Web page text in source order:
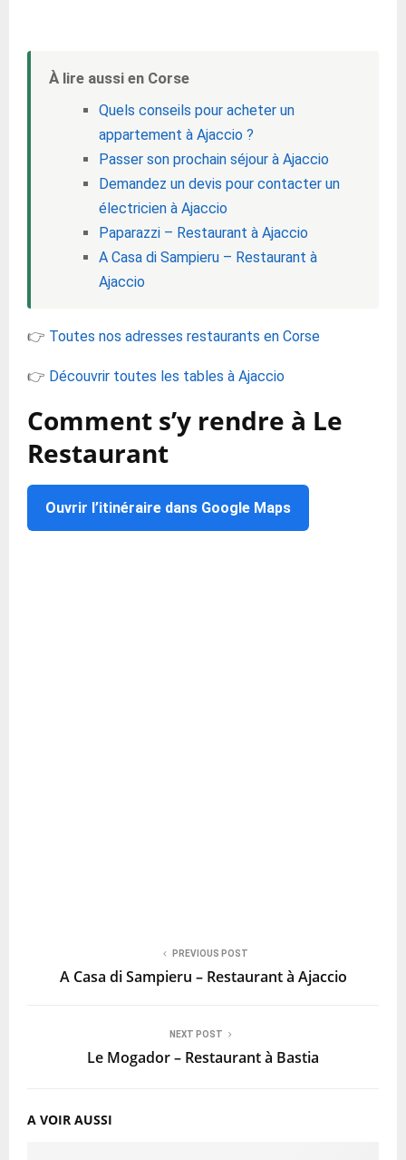
À lire aussi en Corse
Quels conseils pour acheter un
appartement à Ajaccio ?
Passer son prochain séjour à Ajaccio
Demandez un devis pour contacter un
électricien à Ajaccio
Paparazzi – Restaurant à Ajaccio
A Casa di Sampieru – Restaurant à
Ajaccio
👉 Toutes nos adresses restaurants en Corse
👉 Découvrir toutes les tables à Ajaccio
Comment s’y rendre à Le
Restaurant
Ouvrir l’itinéraire dans Google Maps
PREVIOUS POST
A Casa di Sampieru – Restaurant à Ajaccio
NEXT POST
Le Mogador – Restaurant à Bastia
A VOIR AUSSI